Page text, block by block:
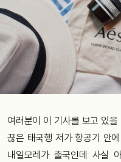
여러분이 이 기사를 보고 있
끊은 태국행 저가 항공기 안
내일모레가 출국인데 사실